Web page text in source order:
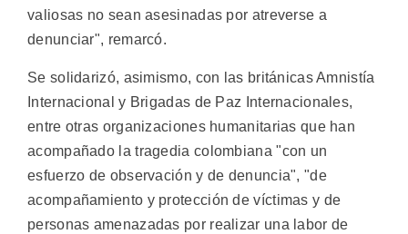
valiosas no sean asesinadas por atreverse a
denunciar", remarcó.
Se solidarizó, asimismo, con las británicas Amnistía
Internacional y Brigadas de Paz Internacionales,
entre otras organizaciones humanitarias que han
acompañado la tragedia colombiana "con un
esfuerzo de observación y de denuncia", "de
acompañamiento y protección de víctimas y de
personas amenazadas por realizar una labor de